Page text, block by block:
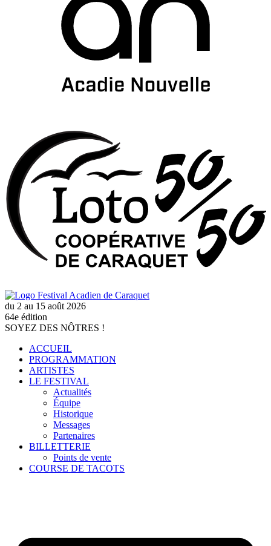
du 2 au 15 août 2026
64e édition
SOYEZ DES NÔTRES !
ACCUEIL
PROGRAMMATION
ARTISTES
LE FESTIVAL
Actualités
Équipe
Historique
Messages
Partenaires
BILLETTERIE
Points de vente
COURSE DE TACOTS